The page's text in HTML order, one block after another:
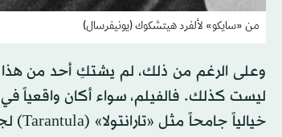
من «سايكو» لألفرد هيتشكوك (يونيفرسال)
وعلى الرغم من ذلك، لم يشتكِ أحد من هذا